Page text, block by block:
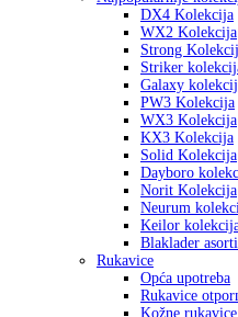
DX4 Kolekcija
WX2 Kolekcija
Strong
Striker
Galaxy
PW3 Kolekcija
WX3 Kolekcija
KX3 Kolekcija
Solid Kolekcija
Dayboro
Norit Kolekcija
Neurum
Keilor
Blaklader
Rukavice
Opća upotreba
Rukavice
Kožne rukavice